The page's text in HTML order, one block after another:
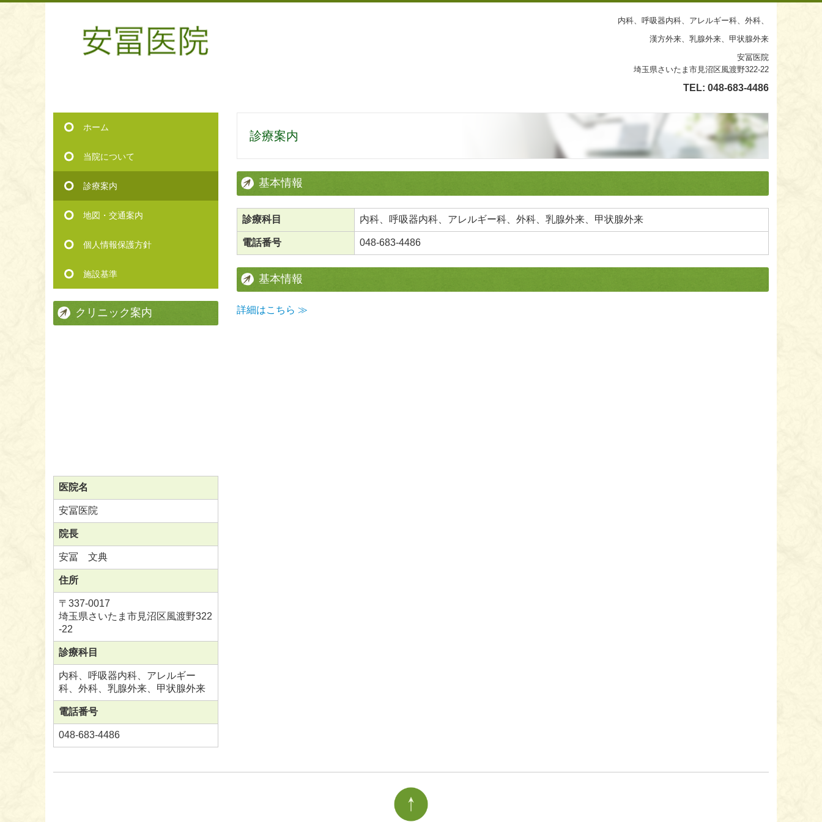
内科、呼吸器内科、アレルギー科、外科、
漢方外来、乳腺外来、甲状腺外来
安冨医院
埼玉県さいたま市見沼区風渡野322-22
TEL: 048-683-4486
ホーム
当院について
診療案内
地図・交通案内
個人情報保護方針
施設基準
クリニック案内
医院名
安冨医院
院長
安冨 文典
住所
〒337-0017
埼玉県さいたま市見沼区風渡野322
-22
診療科目
内科、呼吸器内科、アレルギー
科、外科、乳腺外来、甲状腺外来
電話番号
048-683-4486
診療案内
基本情報
診療科目 内科、呼吸器内科、アレルギー科、外科、乳腺外来、甲状腺外来
電話番号 048-683-4486
基本情報
詳細はこちら ≫